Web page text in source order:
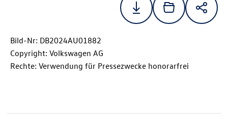
Bild-Nr: DB2024AU01882
Copyright: Volkswagen AG
Rechte: Verwendung für Pressezwecke honorarfrei